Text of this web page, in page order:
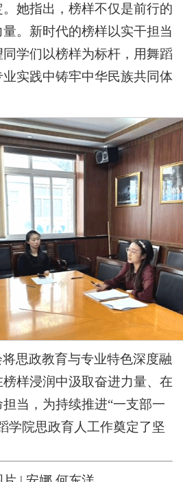
她指出，榜样不仅是前行的
。新时代的榜样以实干担当
学们以榜样为标杆，用舞蹈
实践中铸牢中华民族共同体
思政教育与专业特色深度融
样浸润中汲取奋进力量、在
当，为持续推进“一支部一
学院思政育人工作奠定了坚